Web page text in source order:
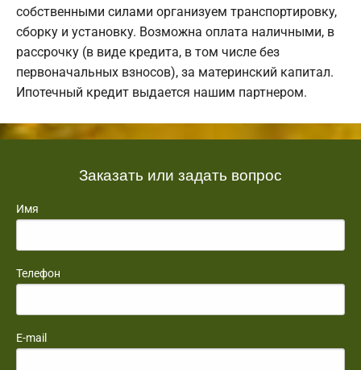
собственными силами организуем транспортировку,
сборку и установку. Возможна оплата наличными, в
рассрочку (в виде кредита, в том числе без
первоначальных взносов), за материнский капитал.
Ипотечный кредит выдается нашим партнером.
Заказать или задать вопрос
Имя
Телефон
E-mail